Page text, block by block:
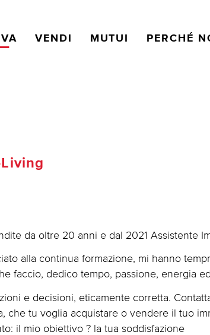
VENDI MUTUI PERCHÉ
da oltre 20 anni e dal 2021 Assistente
alla continua formazione, mi hanno
faccio, dedico tempo, passione, energia
e decisioni, eticamente corretta.
che tu voglia acquistare o vendere il tuo
il mio obiettivo ? la tua soddisfazione